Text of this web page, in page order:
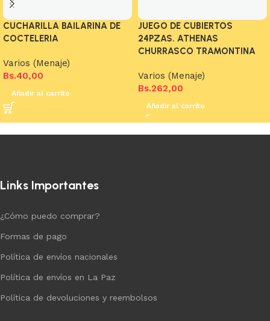
CUCHARILLA BAILARINA DE
COCTELERIA
Varios (Menaje)
Bs.40,00
Añadir al carrito
JUEGO DE CUBIERTOS
24PZAS. ATHENAS
CHURRASCO TRAMONTINA
Varios (Menaje)
Bs.262,00
Añadir al carrito
Links Importantes
¿Cómo puedo comprar?
Formas de pago
Política de envíos nacionales
Política de envíos en La Paz
Política de devoluciones y reembolsos